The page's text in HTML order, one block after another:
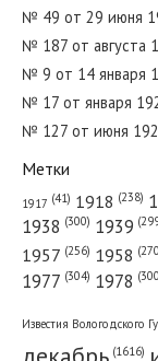
№ 94 от апреля
№ 151 от
№ 49 от 29 июня
№ 187 от августа
№ 9 от 14 января
№ 17 от января
№ 127 от июня
Метки
1917 (41) 1918 (238)
1938 (300) 1939
1957 (256) 1958
1977 (304) 1978
Известия Вологодского
(1616)